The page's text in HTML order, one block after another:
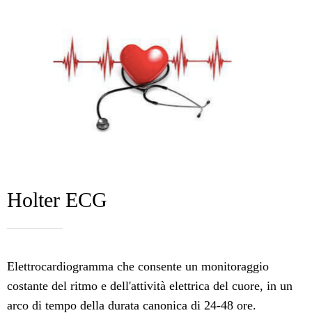
Holter ECG
Elettrocardiogramma che consente un monitoraggio
costante del ritmo e dell'attività elettrica del cuore, in un
arco di tempo della durata canonica di 24-48 ore.